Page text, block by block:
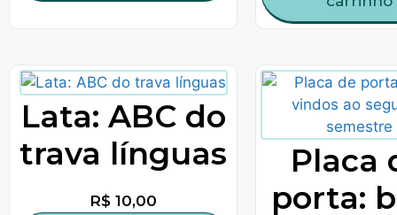
Lata: ABC do
trava línguas
R$ 10,00
Placa
porta: